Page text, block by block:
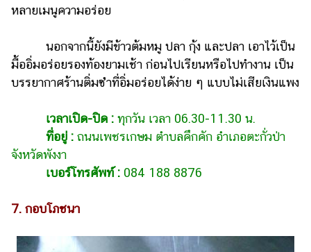
หลายเมนูความอร่อย
นอกจากนี้ยังมีข้าวต้มหมู ปลา กุ้ง และปลา เอาไว้เป็น
มื้ออิ่มอร่อยรองท้องยามเช้า ก่อนไปเรียนหรือไปทำงาน เป็น
บรรยากาศร้านติ่มซำที่อิ่มอร่อยได้ง่าย ๆ แบบไม่เสียเงินแพง
เวลาเปิด-ปิด : ทุกวัน เวลา 06.30-11.30 น.
ที่อยู่ : ถนนเพชรเกษม ตำบลคึกคัก อำเภอตะกั่วป่า
จังหวัดพังงา
เบอร์โทรศัพท์ : 084 188 8876
7. กอบโภชนา